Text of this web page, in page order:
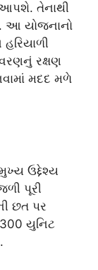
તેનાથી
આ યોજનાનો
રક્ષણ
મદદ મળે
ઉદ્દેશ્ય
પૂરી
છત પર
યુનિટ